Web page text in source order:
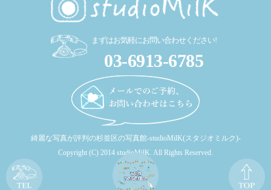
まずはお気軽にお問い合わせください!
03-6913-6785
綺麗な写真が評判の杉並区の写真館-studioMilK(スタジオミルク)-
Copyright (C) 2014 studioMilK. All Rights Reserved.